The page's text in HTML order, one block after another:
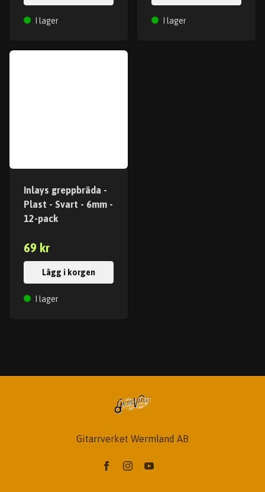
I lager I lager
Inlays greppbräda -
Plast - Svart - 6mm -
12-pack
69 kr
Lägg i korgen
I lager
Gitarrverket Wermland AB